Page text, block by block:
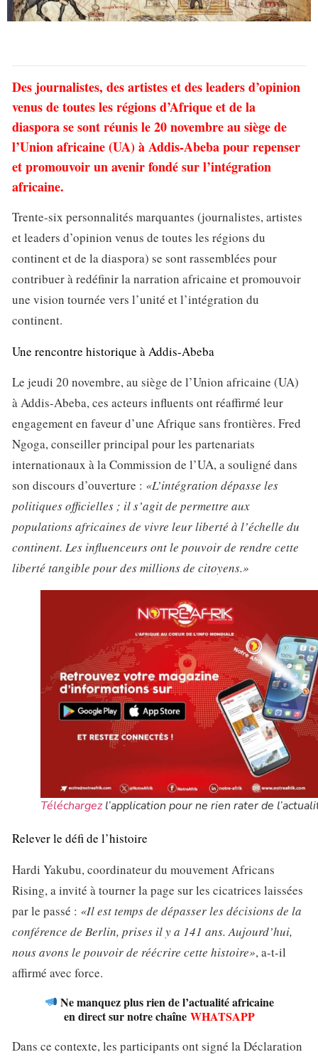
Des journalistes, des artistes et des leaders d’opinion
venus de toutes les régions d’Afrique et de la
diaspora se sont réunis le 20 novembre au siège de
l’Union africaine (UA) à Addis-Abeba pour repenser
et promouvoir un avenir fondé sur l’intégration
africaine.
Trente-six personnalités marquantes (journalistes, artistes
et leaders d’opinion venus de toutes les régions du
continent et de la diaspora) se sont rassemblées pour
contribuer à redéfinir la narration africaine et promouvoir
une vision tournée vers l’unité et l’intégration du
continent.
Une rencontre historique à Addis-Abeba
Le jeudi 20 novembre, au siège de l’Union africaine (UA)
à Addis-Abeba, ces acteurs influents ont réaffirmé leur
engagement en faveur d’une Afrique sans frontières. Fred
Ngoga, conseiller principal pour les partenariats
internationaux à la Commission de l’UA, a souligné dans
son discours d’ouverture : «L’intégration dépasse les
politiques officielles ; il s’agit de permettre aux
populations africaines de vivre leur liberté à l’échelle du
continent. Les influenceurs ont le pouvoir de rendre cette
liberté tangible pour des millions de citoyens.»
Téléchargezl’application pour ne rien rater de
Relever le défi de l’histoire
Hardi Yakubu, coordinateur du mouvement Africans
Rising, a invité à tourner la page sur les cicatrices laissées
par le passé : «Il est temps de dépasser les décisions de la
conférence de Berlin, prises il y a 141 ans. Aujourd’hui,
nous avons le pouvoir de réécrire cette histoire», a-t-il
affirmé avec force.
Ne manquez plus rien de l’actualité africaine
en direct sur notre chaîne WHATSAPP
Dans ce contexte, les participants ont signé la Déclaration